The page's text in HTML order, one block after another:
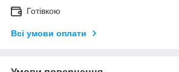
Готівкою
Всі умови оплати